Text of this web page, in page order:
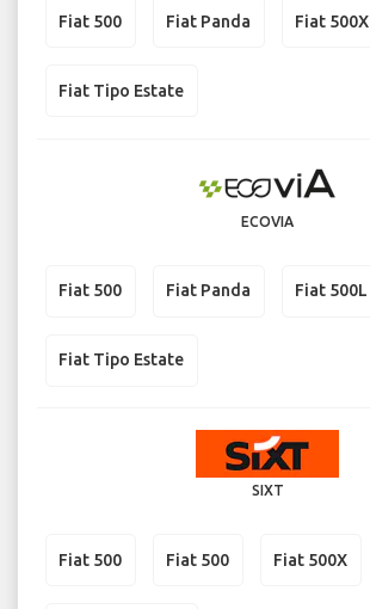
Fiat 500 Fiat Panda Fiat 500X
Fiat Tipo Estate
ECOVIA
Fiat 500 Fiat Panda Fiat 500L
Fiat Tipo Estate
SIXT
Fiat 500 Fiat 500 Fiat 500X